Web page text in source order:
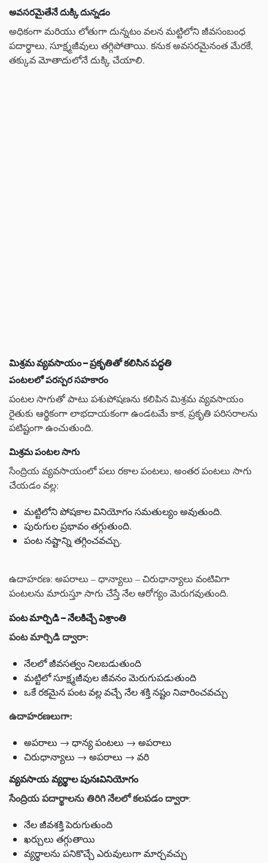
అవసరమైతేనే దుక్కి దున్నడం
అధికంగా మరియు లోతుగా దున్నటం వలన మట్టిలోని జీవసంబంధ
పదార్థాలు, సూక్ష్మజీవులు తగ్గిపోతాయి. కనుక అవసరమైనంత మేరకే,
తక్కువ మోతాదులోనే దుక్కి చేయాలి.
మిశ్రమ వ్యవసాయం – ప్రకృతితో కలిసిన పద్ధతి
పంటలలో పరస్పర సహకారం
పంటల సాగుతో పాటు పశుపోషణను కలిపిన మిశ్రమ వ్యవసాయం
రైతుకు ఆర్థికంగా లాభదాయకంగా ఉండటమే కాక, ప్రకృతి పరిసరాలను
పటిష్టంగా ఉంచుతుంది.
మిశ్రమ పంటల సాగు
సేంద్రియ వ్యవసాయంలో పలు రకాల పంటలు, అంతర పంటలు సాగు
చేయడం వల్ల:
మట్టిలోని పోషకాల వినియోగం సమతుల్యం అవుతుంది.
పురుగుల ప్రభావం తగ్గుతుంది.
పంట నష్టాన్ని తగ్గించవచ్చు.
ఉదాహరణ: అపరాలు – ధాన్యాలు – చిరుధాన్యాలు వంటివిగా
పంటలను మారుస్తూ సాగు చేస్తే నేల ఆరోగ్యం మెరుగవుతుంది.
పంట మార్పిడి – నేలకిచ్చే విశ్రాంతి
పంట మార్పిడి ద్వారా:
నేలలో జీవసత్వం నిలబడుతుంది
మట్టిలో సూక్ష్మజీవుల జీవనం మెరుగుపడుతుంది
ఒకే రకమైన పంట వల్ల వచ్చే నేల శక్తి నష్టం నివారించవచ్చు
ఉదాహరణలుగా:
అపరాలు → ధాన్య పంటలు → అపరాలు
చిరుధాన్యాలు → అపరాలు → వరి
వ్యవసాయ వ్యర్థాల పునఃవినియోగం
సేంద్రియ పదార్థాలను తిరిగి నేలలో కలపడం ద్వారా:
నేల జీవశక్తి పెరుగుతుంది
ఖర్చులు తగ్గుతాయి
వ్యర్థాలను పనికొచ్చే ఎరువులుగా మార్చవచ్చు